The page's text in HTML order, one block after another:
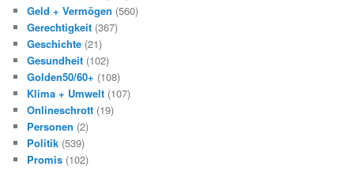
Geld + Vermögen (560)
Gerechtigkeit (367)
Geschichte (21)
Gesundheit (102)
Golden50/60+ (108)
Klima + Umwelt (107)
Onlineschrott (19)
Personen (2)
Politik (539)
Promis (102)